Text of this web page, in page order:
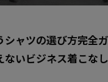
シャツの選び方完全
ないビジネス着こな